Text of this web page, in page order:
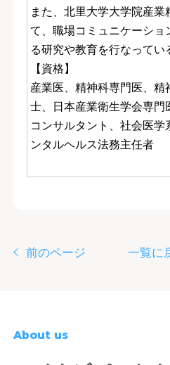
また、北里大学大学院産
て、職場コミュニケーショ
る研究や教育を行なってい
【資格】
産業医、精神科専門医、精
士、日本産業衛生学会専門
コンサルタント、社会医学
ンタルヘルス法務主任者
前のページ 一覧に
About us